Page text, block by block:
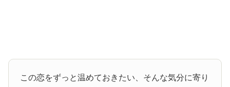
この恋をずっと温めておきたい、そんな気分に寄り